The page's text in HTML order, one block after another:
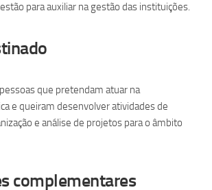
para auxiliar na gestão das instituições.
que pretendam atuar na
e queiram desenvolver atividades de
e análise de projetos para o âmbito
complementares